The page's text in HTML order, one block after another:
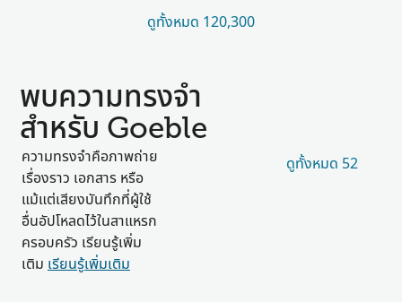
ดูทั้งหมด 120,300
พบความทรงจำ
สำหรับ Goeble
ความทรงจำคือภาพถ่าย
เรื่องราว เอกสาร หรือ
แม้แต่เสียงบันทึกที่ผู้ใช้
อื่นอัปโหลดไว้ในสาแหรก
ครอบครัว เรียนรู้เพิ่ม
เติม เรียนรู้เพิ่มเติม
ดูทั้งหมด 52